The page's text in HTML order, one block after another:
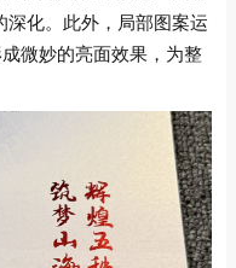
化。此外，局部图案运
微妙的亮面效果，为整